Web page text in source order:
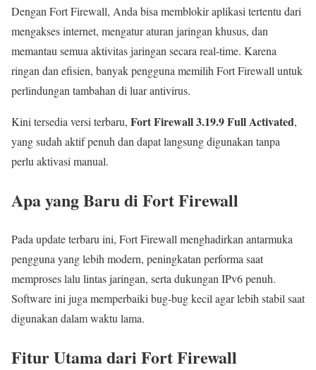
Dengan Fort Firewall, Anda bisa memblokir aplikasi tertentu dari
mengakses internet, mengatur aturan jaringan khusus, dan
memantau semua aktivitas jaringan secara real-time. Karena
ringan dan efisien, banyak pengguna memilih Fort Firewall untuk
perlindungan tambahan di luar antivirus.
Kini tersedia versi terbaru, Fort Firewall 3.19.9 Full Activated,
yang sudah aktif penuh dan dapat langsung digunakan tanpa
perlu aktivasi manual.
Apa yang Baru di Fort Firewall
Pada update terbaru ini, Fort Firewall menghadirkan antarmuka
pengguna yang lebih modern, peningkatan performa saat
memproses lalu lintas jaringan, serta dukungan IPv6 penuh.
Software ini juga memperbaiki bug-bug kecil agar lebih stabil saat
digunakan dalam waktu lama.
Fitur Utama dari Fort Firewall